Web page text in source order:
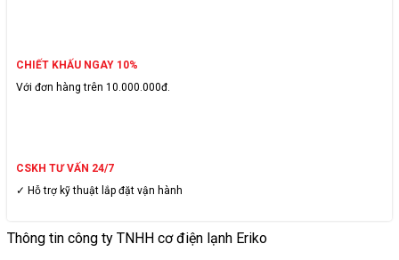
CHIẾT KHẤU NGAY 10%
Với đơn hàng trên 10.000.000đ.
CSKH TƯ VẤN 24/7
✓ Hỗ trợ kỹ thuật lắp đặt vận hành
Thông tin công ty TNHH cơ điện lạnh Eriko